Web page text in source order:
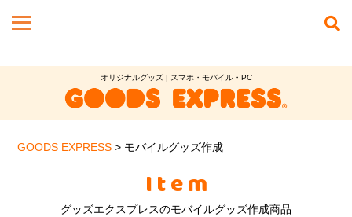
オリジナルグッズ | スマホ・モバイル・PC
GOODS EXPRESS > モバイルグッズ作成
Item
グッズエクスプレスのモバイルグッズ作成商品